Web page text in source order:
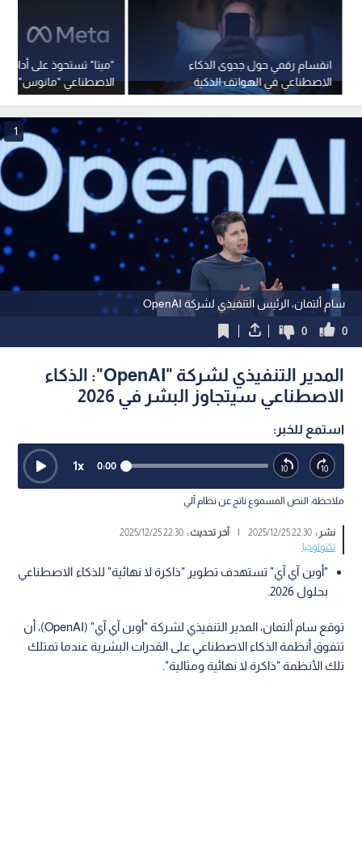
"ميتا" تستحوذ على أداة
الاصطناعي "مانوس"
الصين
انقسام رقمي حول جدوى الذكاء
الاصطناعي في الهواتف الذكية
سام ألتمان، الرئيس التنفيذي لشركة OpenAI
1
0
0
المدير التنفيذي لشركة "OpenAI": الذكاء
الاصطناعي سيتجاوز البشر في 2026
استمع للخبر:
0:00
1x
ملاحظة: النص المسموع ناتج عن نظام آلي
نشر :22:30 2025/12/25
| آخر تحديث :22:30 2025/12/25
تكنولوجيا
"أوبن آي آي" تستهدف تطوير "ذاكرة لا نهائية" للذكاء الاصطناعي
بحلول 2026.
توقع سام ألتمان، المدير التنفيذي لشركة "أوبن آي آي" (OpenAI)، أن
تتفوق أنظمة الذكاء الاصطناعي على القدرات البشرية عندما تمتلك
تلك الأنظمة "ذاكرة لا نهائية ومثالية".